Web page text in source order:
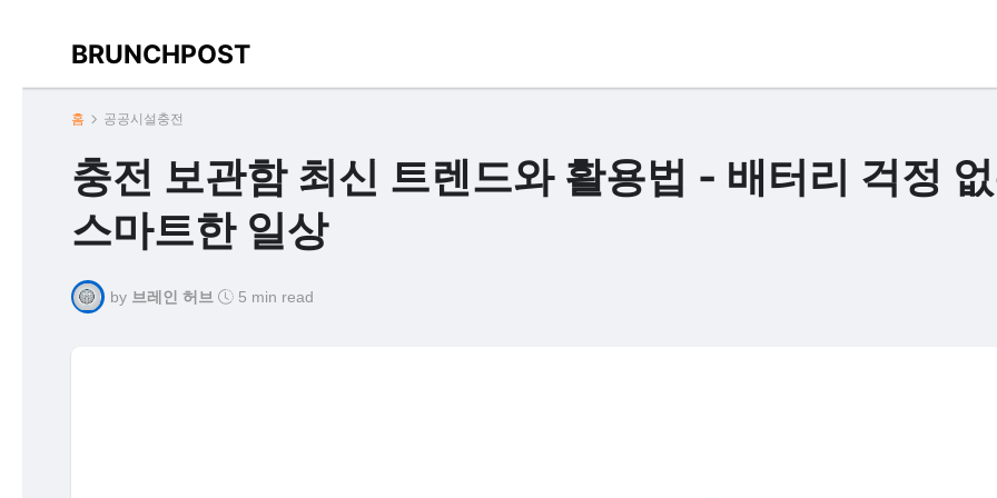
BRUNCHPOST
홈 공공시설충전
충전 보관함 최신 트렌드와 활용법 - 배터리 걱정
스마트한 일상
by 브레인 허브 5 min read